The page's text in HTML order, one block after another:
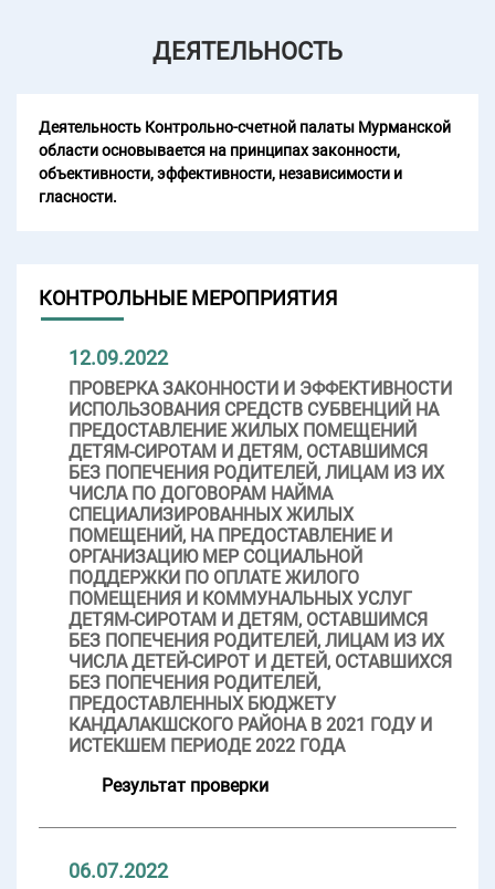
ДЕЯТЕЛЬНОСТЬ
Деятельность Контрольно-счетной палаты Мурманской
области основывается на принципах законности,
объективности, эффективности, независимости и
гласности.
КОНТРОЛЬНЫЕ МЕРОПРИЯТИЯ
12.09.2022
ПРОВЕРКА ЗАКОННОСТИ И ЭФФЕКТИВНОСТИ
ИСПОЛЬЗОВАНИЯ СРЕДСТВ СУБВЕНЦИЙ НА
ПРЕДОСТАВЛЕНИЕ ЖИЛЫХ ПОМЕЩЕНИЙ
ДЕТЯМ-СИРОТАМ И ДЕТЯМ, ОСТАВШИМСЯ
БЕЗ ПОПЕЧЕНИЯ РОДИТЕЛЕЙ, ЛИЦАМ ИЗ ИХ
ЧИСЛА ПО ДОГОВОРАМ НАЙМА
СПЕЦИАЛИЗИРОВАННЫХ ЖИЛЫХ
ПОМЕЩЕНИЙ, НА ПРЕДОСТАВЛЕНИЕ И
ОРГАНИЗАЦИЮ МЕР СОЦИАЛЬНОЙ
ПОДДЕРЖКИ ПО ОПЛАТЕ ЖИЛОГО
ПОМЕЩЕНИЯ И КОММУНАЛЬНЫХ УСЛУГ
ДЕТЯМ-СИРОТАМ И ДЕТЯМ, ОСТАВШИМСЯ
БЕЗ ПОПЕЧЕНИЯ РОДИТЕЛЕЙ, ЛИЦАМ ИЗ ИХ
ЧИСЛА ДЕТЕЙ-СИРОТ И ДЕТЕЙ, ОСТАВШИХСЯ
БЕЗ ПОПЕЧЕНИЯ РОДИТЕЛЕЙ,
ПРЕДОСТАВЛЕННЫХ БЮДЖЕТУ
КАНДАЛАКШСКОГО РАЙОНА В 2021 ГОДУ И
ИСТЕКШЕМ ПЕРИОДЕ 2022 ГОДА
Результат проверки
06.07.2022